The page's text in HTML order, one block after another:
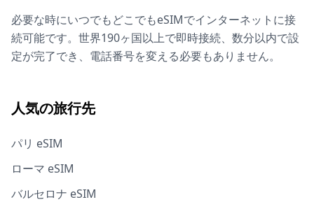
必要な時にいつでもどこでもeSIMでインターネットに接
続可能です。世界190ヶ国以上で即時接続、数分以内で設
定が完了でき、電話番号を変える必要もありません。
人気の旅行先
パリ eSIM
ローマ eSIM
バルセロナ eSIM